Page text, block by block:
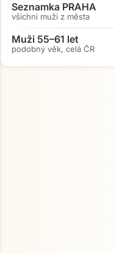
Seznamka PRAHA
všichni muži z města
Muži 55–61 let
podobný věk, celá ČR